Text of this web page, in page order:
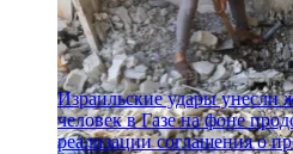
Израильские удары унесли
человек в Газе на фоне
реализации соглашения о